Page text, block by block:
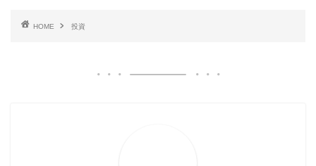
HOME 投資